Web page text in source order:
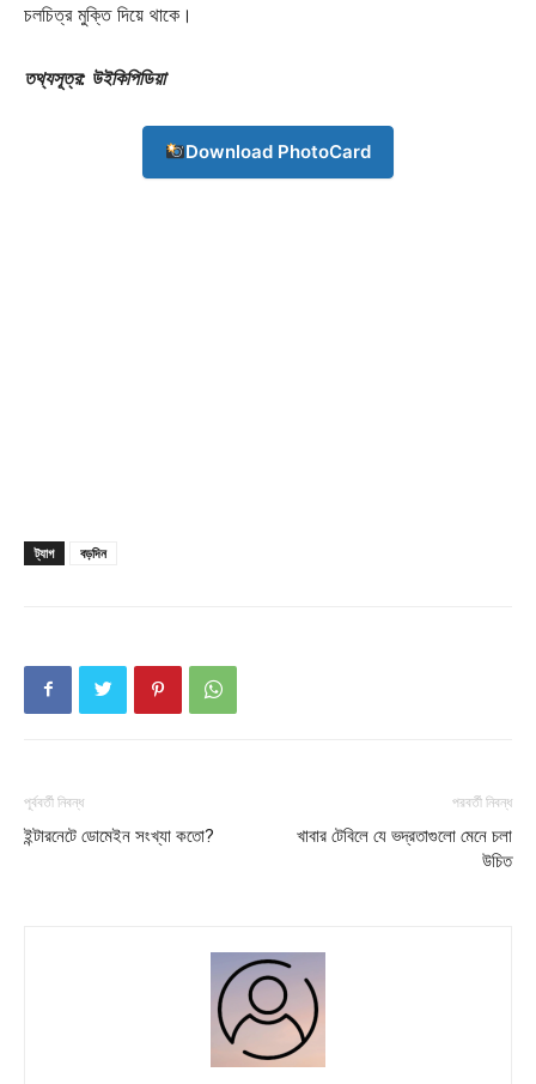
Contact us
চলচিত্র মুক্তি দিয়ে থাকে।
তথ্যসূত্র: উইকিপিডিয়া
Download PhotoCard
ট্যাগ বড়দিন
পূর্ববর্তী নিবন্ধ
ইন্টারনেটে ডোমেইন সংখ্যা কতো?
পরবর্তী নিবন্ধ
খাবার টেবিলে যে ভদ্রতাগুলো মেনে চলা
উচিত